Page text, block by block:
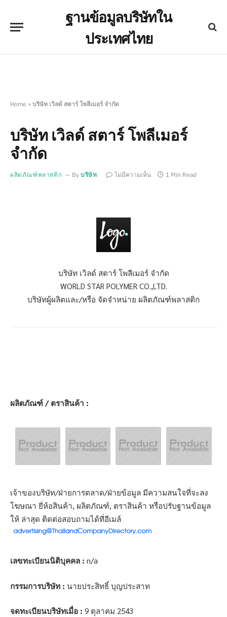
ฐานข้อมูลบริษัทใน
ประเทศไทย
Home » บริษัท เวิลด์ สตาร์ โพลีเมอร์ จำกัด
บริษัท เวิลด์ สตาร์ โพลีเมอร์
จำกัด
ผลิตภัณฑ์พลาสติก By บริษัท ไม่มีความเห็น 1 Min Read
บริษัท เวิลด์ สตาร์ โพลีเมอร์ จำกัด
WORLD STAR POLYMER CO.,LTD.
บริษัทผู้ผลิตและ/หรือ จัดจำหน่าย ผลิตภัณฑ์พลาสติก
ผลิตภัณฑ์ / ตราสินค้า :
เจ้าของบริษัท/ฝ่ายการตลาด/ฝ่ายข้อมูล มีความสนใจที่จะลง
โฆษณา ยี่ห้อสินค้า, ผลิตภัณฑ์, ตราสินค้า หรือปรับฐานข้อมูล
ให้ ล่าสุด ติดต่อสอบถามได้ที่อีเมล์
เลขทะเบียนนิติบุคคล : n/a
กรรมการบริษัท : นายประสิทธิ์ บุญประสาท
จดทะเบียนบริษัทเมื่อ : 9 ตุลาคม 2543